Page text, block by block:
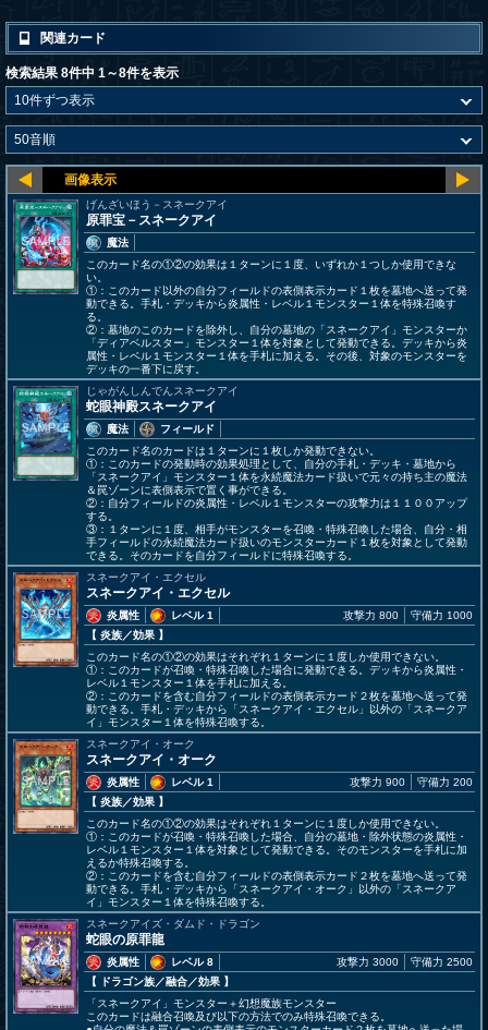
関連カード
検索結果 8件中 1～8件を表示
げんざいほう－スネークアイ
原罪宝－スネークアイ
魔法
このカード名の①②の効果は１ターンに１度、いずれか１つしか使用できな
い。
①：このカード以外の自分フィールドの表側表示カード１枚を墓地へ送って発
動できる。手札・デッキから炎属性・レベル１モンスター１体を特殊召喚す
る。
②：墓地のこのカードを除外し、自分の墓地の「スネークアイ」モンスターか
「ディアベルスター」モンスター１体を対象として発動できる。デッキから炎
属性・レベル１モンスター１体を手札に加える。その後、対象のモンスターを
デッキの一番下に戻す。
じゃがんしんでんスネークアイ
蛇眼神殿スネークアイ
魔法
フィールド
このカード名のカードは１ターンに１枚しか発動できない。
①：このカードの発動時の効果処理として、自分の手札・デッキ・墓地から
「スネークアイ」モンスター１体を永続魔法カード扱いで元々の持ち主の魔法
＆罠ゾーンに表側表示で置く事ができる。
②：自分フィールドの炎属性・レベル１モンスターの攻撃力は１１００アップ
する。
③：１ターンに１度、相手がモンスターを召喚・特殊召喚した場合、自分・相
手フィールドの永続魔法カード扱いのモンスターカード１枚を対象として発動
できる。そのカードを自分フィールドに特殊召喚する。
スネークアイ・エクセル
スネークアイ・エクセル
炎属性
レベル 1
【 炎族／効果 】
攻撃力 800 守備力 1000
このカード名の①②の効果はそれぞれ１ターンに１度しか使用できない。
①：このカードが召喚・特殊召喚した場合に発動できる。デッキから炎属性・
レベル１モンスター１体を手札に加える。
②：このカードを含む自分フィールドの表側表示カード２枚を墓地へ送って発
動できる。手札・デッキから「スネークアイ・エクセル」以外の「スネークア
イ」モンスター１体を特殊召喚する。
スネークアイ・オーク
スネークアイ・オーク
炎属性
レベル 1
【 炎族／効果 】
攻撃力 900 守備力 200
このカード名の①②の効果はそれぞれ１ターンに１度しか使用できない。
①：このカードが召喚・特殊召喚した場合、自分の墓地・除外状態の炎属性・
レベル１モンスター１体を対象として発動できる。そのモンスターを手札に加
えるか特殊召喚する。
②：このカードを含む自分フィールドの表側表示カード２枚を墓地へ送って発
動できる。手札・デッキから「スネークアイ・オーク」以外の「スネークア
イ」モンスター１体を特殊召喚する。
スネークアイズ・ダムド・ドラゴン
蛇眼の原罪龍
炎属性
レベル 8
【 ドラゴン族／融合／効果 】
攻撃力 3000 守備力 2500
「スネークアイ」モンスター＋幻想魔族モンスター
このカードは融合召喚及び以下の方法でのみ特殊召喚できる。